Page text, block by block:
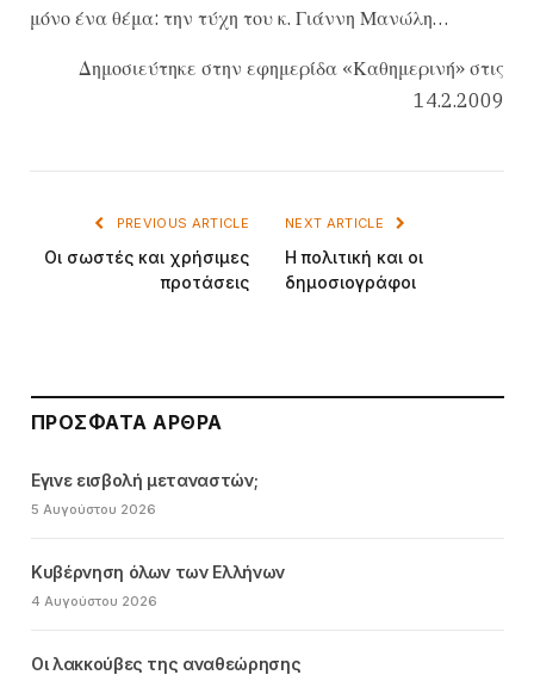
μόνο ένα θέμα: την τύχη του κ. Γιάννη Μανώλη…
Δημοσιεύτηκε στην εφημερίδα «Καθημερινή» στις
14.2.2009
PREVIOUS ARTICLE
Οι σωστές και χρήσιμες
προτάσεις
NEXT ARTICLE
Η πολιτική και οι
δημοσιογράφοι
ΠΡΌΣΦΑΤΑ ΆΡΘΡΑ
Εγινε εισβολή μεταναστών;
5 Αυγούστου 2026
Κυβέρνηση όλων των Ελλήνων
4 Αυγούστου 2026
Οι λακκούβες της αναθεώρησης